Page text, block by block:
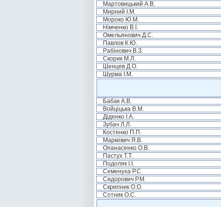
Мартовицький А.В.
Мирний І.М.
Мороко Ю.М.
Німченко В.І.
Омельянович Д.С.
Павлов К.Ю.
Рабінович В.З.
Скорик М.Л.
Шенцев Д.О.
Шурма І.М.
Бабак А.В.
Войціцька В.М.
Діденко І.А.
Зубач Л.Л.
Костенко П.П.
Маркевич Я.В.
Опанасенко О.В.
Пастух Т.Т.
Подоляк І.І.
Семенуха Р.С.
Сидорович Р.М.
Скрипник О.О.
Сотник О.С.